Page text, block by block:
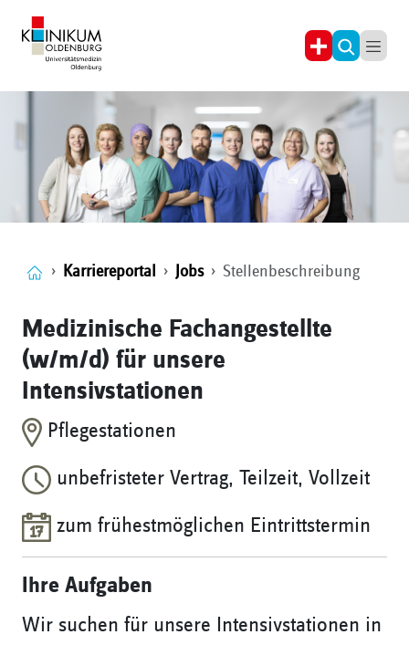
Karriereportal Jobs Stellenbeschreibung
Medizinische Fachangestellte
(w/m/d) für unsere
Intensivstationen
Pflegestationen
unbefristeter Vertrag, Teilzeit, Vollzeit
zum frühestmöglichen Eintrittstermin
Ihre Aufgaben
Wir suchen für unsere Intensivstationen in